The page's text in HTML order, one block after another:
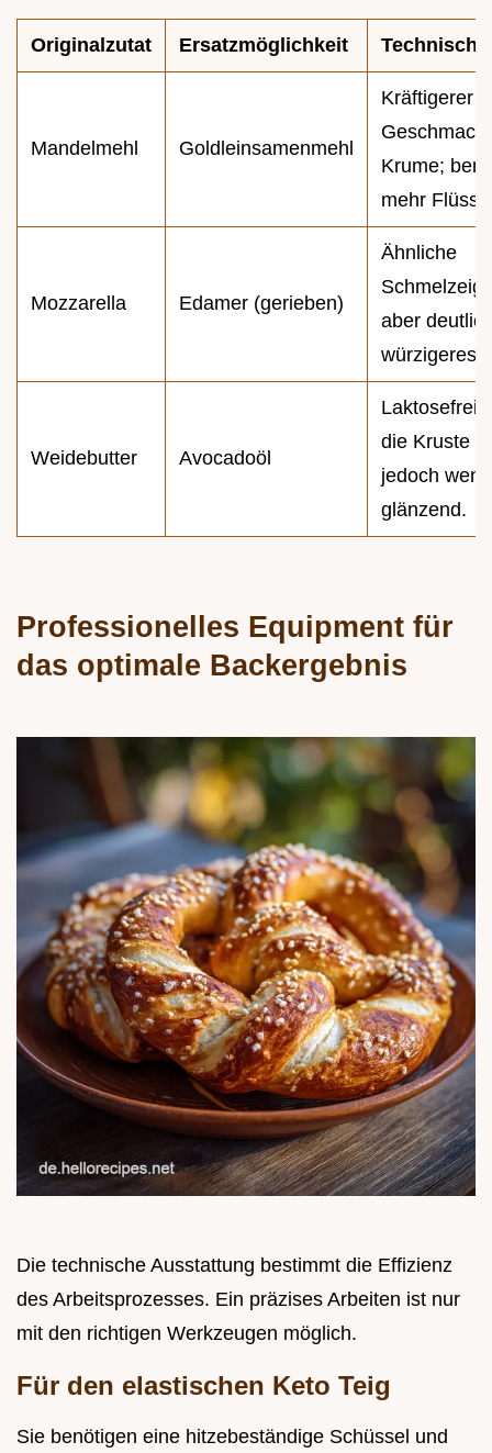
Originalzutat Ersatzmöglichkeit
Mandelmehl Goldleinsamenmehl
Kräftigerer
Krume;
mehr
Mozzarella Edamer (gerieben)
Ähnliche
aber
würzigeres
Weidebutter Avocadoöl
die Kruste
jedoch
glänzend.
Professionelles Equipment für
das optimale Backergebnis
Die technische Ausstattung bestimmt die Effizienz
des Arbeitsprozesses. Ein präzises Arbeiten ist nur
mit den richtigen Werkzeugen möglich.
Für den elastischen Keto Teig
Sie benötigen eine hitzebeständige Schüssel und